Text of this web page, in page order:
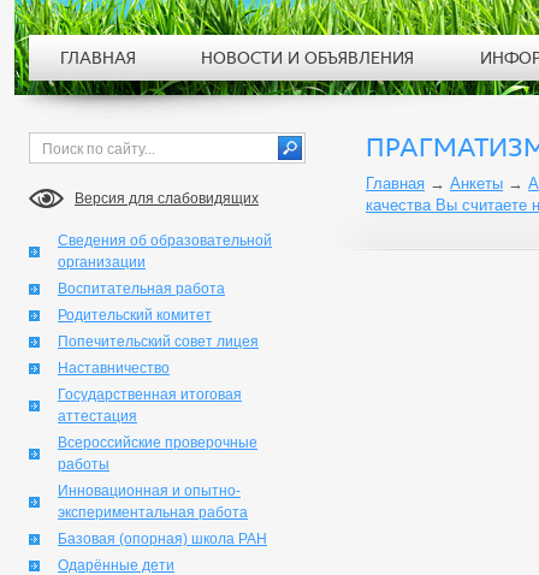
Версия для слабовидящих
Сведения об образовательной
организации
Воспитательная работа
Родительский комитет
Попечительский совет лицея
Наставничество
Государственная итоговая
аттестация
Всероссийские проверочные
работы
Инновационная и опытно-
экспериментальная работа
Базовая (опорная) школа РАН
Одарённые дети
Главная → Анкеты →
качества Вы считаете
ГЛАВНАЯ НОВОСТИ И ОБЪЯВЛЕНИЯ